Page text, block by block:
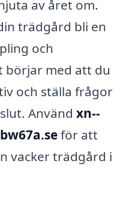
av året om.
trädgård bli en
och
börjar med att du
och ställa frågor
Använd xn--
för att
vacker trädgård i